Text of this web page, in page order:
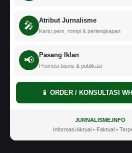
🎤 Atribut Jurnalisme
Kartu pers, rompi & perlengkapan
📢 Pasang Iklan
Promosi bisnis & publikasi
📱 ORDER / KONSULTASI
JURNALISME.INFO
Informasi Aktual • Faktual •